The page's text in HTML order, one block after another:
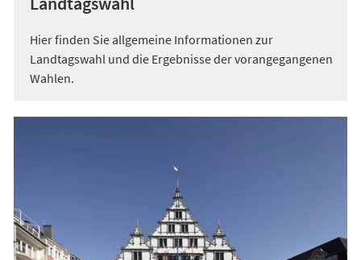
Hier finden Sie allgemeine Informationen zur
Landtagswahl und die Ergebnisse der vorangegangenen
Wahlen.